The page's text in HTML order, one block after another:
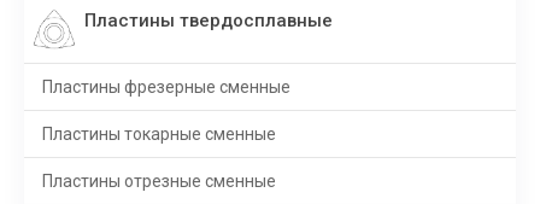
Пластины твердосплавные
Пластины фрезерные сменные
Пластины токарные сменные
Пластины отрезные сменные